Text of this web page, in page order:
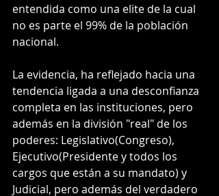
entendida como una elite de la cual
no es parte el 99% de la población
nacional.
La evidencia, ha reflejado hacia una
tendencia ligada a una desconfianza
completa en las instituciones, pero
además en la división "real" de los
poderes: Legislativo(Congreso),
Ejecutivo(Presidente y todos los
cargos que están a su mandato) y
Judicial, pero además del verdadero